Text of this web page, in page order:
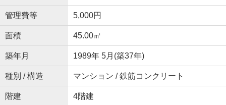
管理費等 5,000円
面積 45.00㎡
築年月 1989年 5月(築37年)
種別 / 構造 マンション / 鉄筋コンクリート
階建 4階建